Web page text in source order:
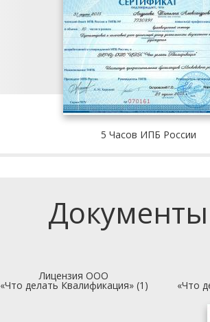
5 Часов ИПБ России
Лицензия ООО
«Что делать Квалификация» (1) «Что